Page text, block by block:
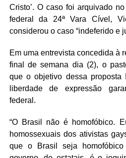
Cristo’. O caso foi arquivado
federal da 24ª Vara Cível,
considerou o caso “indeferido e
Em uma entrevista concedida à
final de semana dia (2), o
que o objetivo dessa proposta
liberdade de expressão
federal.
“O Brasil não é homofóbico.
homossexuais dos ativistas
que o Brasil seja